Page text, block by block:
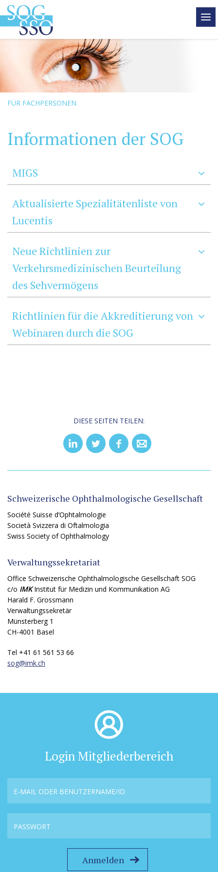
FÜR FACHPERSONEN
Informationen der SOG
MIGS
Aktualisierte Spezialitätenliste von
Lucentis
Neue Richtlinien zur
Verkehrsmedizinischen Beurteilung
des Sehvermögens
Richtlinien für die Akkreditierung von
Webinaren durch die SOG
DIESE SEITEN TEILEN:
Schweizerische Ophthalmologische Gesellschaft
Société Suisse d‘Ophtalmologie
Società Svizzera di Oftalmologia
Swiss Society of Ophthalmology
Verwaltungssekretariat
Office Schweizerische Ophthalmologische Gesellschaft SOG
c/o IMKInstitut für Medizin und Kommunikation AG
Harald F. Grossmann
Verwaltungssekretär
Münsterberg 1
CH-4001 Basel
Tel +41 61 561 53 66
sog@imk.ch
Login Mitgliederbereich